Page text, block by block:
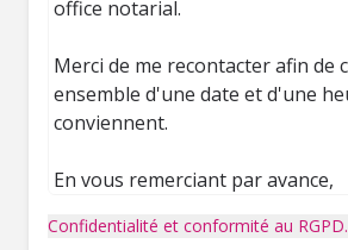
Confidentialité et conformité au RGPD.